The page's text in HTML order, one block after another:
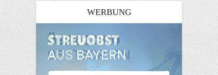
WERBUNG